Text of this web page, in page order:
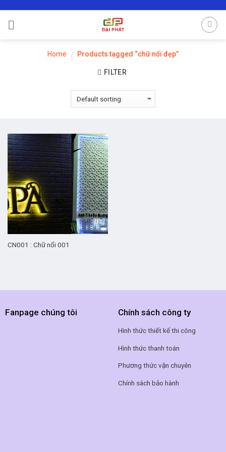
content
Home / Products tagged “chữ nổi đẹp”
FILTER
CN001 : Chữ nổi 001
Fanpage chúng tôi Chính sách công ty
Hình thức thiết kế thi công
Hình thức thanh toán
Phương thức vận chuyên
Chính sách bảo hành